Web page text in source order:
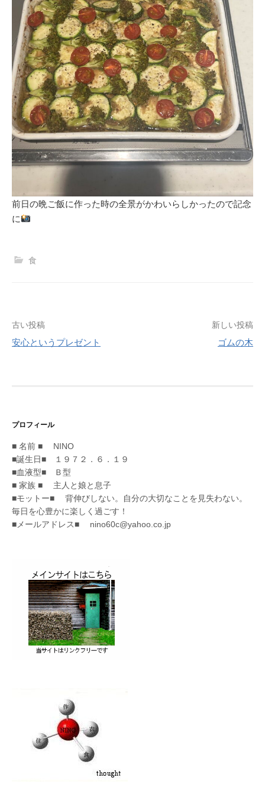
前日の晩ご飯に作った時の全景がかわいらしかったので記念
に
食
投
稿
シ
ョ
ン
古い投稿
安心というプレゼント
新しい投稿
ゴムの木
プロフィール
■ 名前 ■ NINO
■誕生日■ １９７２．６．１９
■血液型■ Ｂ型
■ 家族 ■ 主人と娘と息子
■モットー■ 背伸びしない。自分の大切なことを見失わない。
毎日を心豊かに楽しく過ごす！
■メールアドレス■ nino60c@yahoo.co.jp